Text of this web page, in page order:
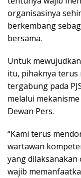
organisasinya
berkembang
bersama.
Untuk
itu, pihaknya
tergabung pada
melalui
Dewan Pers.
“Kami terus
wartawan
yang dilaksanakan
wajib